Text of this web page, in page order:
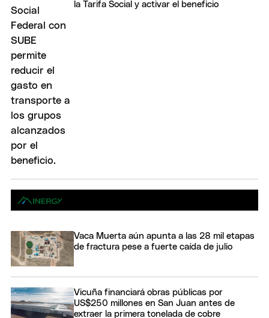
la Tarifa Social y activar el beneficio
Vaca Muerta aún apunta a las 28 mil etapas
de fractura pese a fuerte caída de julio
Vicuña financiará obras públicas por
US$250 millones en San Juan antes de
extraer la primera tonelada de cobre